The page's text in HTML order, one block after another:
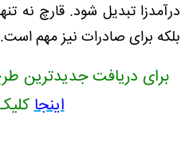
درآمدزا تبدیل شود. قارچ نه
بلکه برای صادرات نیز مهم است.
برای دریافت جدیدترین
اینجا